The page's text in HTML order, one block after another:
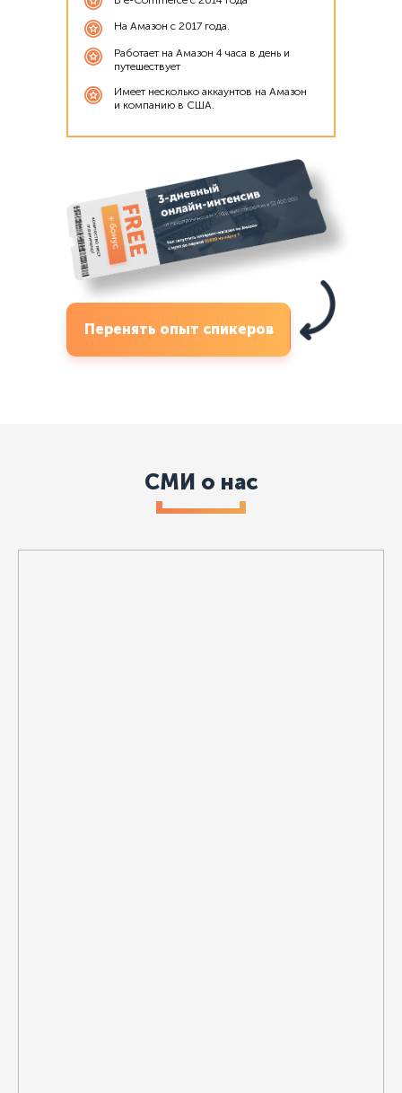
На Амазон с 2017 года.
Работает на Амазон 4 часа в день и
путешествует
Имеет несколько аккаунтов на Амазон
и компанию в США.
Перенять опыт спикеров
СМИ о нас